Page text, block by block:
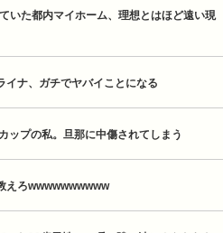
いた都内マイホーム、理想とはほど遠い現
イナ、ガチでヤバイことになる
ップの私。旦那に中傷されてしまう
えろwwwwwwwwww